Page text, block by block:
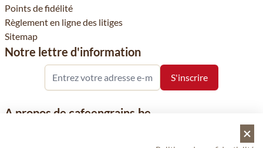
Points de fidélité
Règlement en ligne des litiges
Sitemap
Notre lettre d'information
A propos de cafeengrains.be